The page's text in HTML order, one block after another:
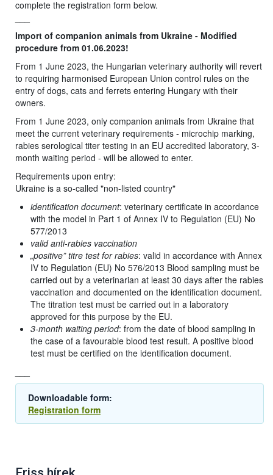
complete the registration form below.
Import of companion animals from Ukraine - Modified
procedure from 01.06.2023!
From 1 June 2023, the Hungarian veterinary authority will revert
to requiring harmonised European Union control rules on the
entry of dogs, cats and ferrets entering Hungary with their
owners.
From 1 June 2023, only companion animals from Ukraine that
meet the current veterinary requirements - microchip marking,
rabies serological titer testing in an EU accredited laboratory, 3-
month waiting period - will be allowed to enter.
Requirements upon entry:
Ukraine is a so-called "non-listed country"
identification document: veterinary certificate in accordance
with the model in Part 1 of Annex IV to Regulation (EU) No
577/2013
valid anti-rabies vaccination
„positive” titre test for rabies: valid in accordance with Annex
IV to Regulation (EU) No 576/2013 Blood sampling must be
carried out by a veterinarian at least 30 days after the rabies
vaccination and documented on the identification document.
The titration test must be carried out in a laboratory
approved for this purpose by the EU.
3-month waiting period: from the date of blood sampling in
the case of a favourable blood test result. A positive blood
test must be certified on the identification document.
Downloadable form:
Registration form